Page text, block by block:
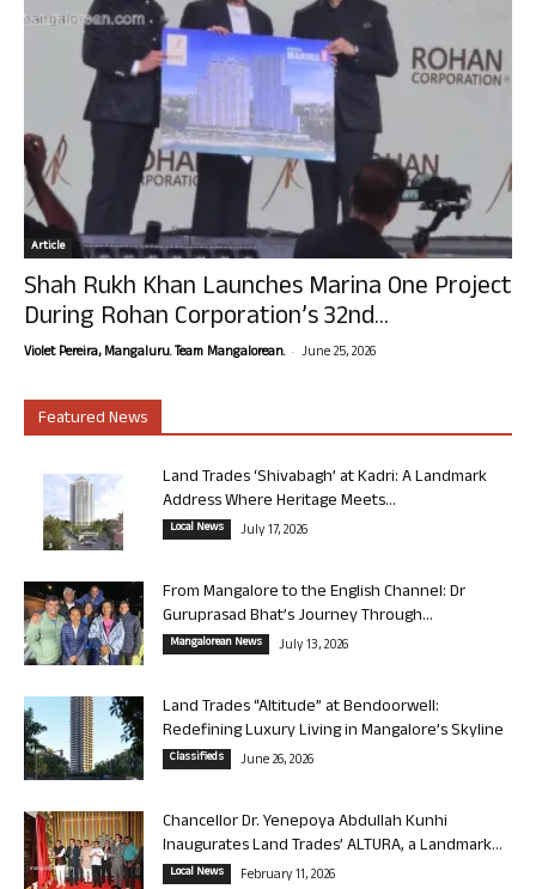
Article
Shah Rukh Khan Launches Marina One Project
During Rohan Corporation’s 32nd...
Violet Pereira, Mangaluru. Team Mangalorean. - June 25, 2026
Featured News
Land Trades ‘Shivabagh’ at Kadri: A Landmark
Address Where Heritage Meets...
Local News July 17, 2026
From Mangalore to the English Channel: Dr
Guruprasad Bhat’s Journey Through...
Mangalorean News July 13, 2026
Land Trades “Altitude” at Bendoorwell:
Redefining Luxury Living in Mangalore’s Skyline
Classifieds June 26, 2026
Chancellor Dr. Yenepoya Abdullah Kunhi
Inaugurates Land Trades’ ALTURA, a Landmark...
Local News February 11, 2026